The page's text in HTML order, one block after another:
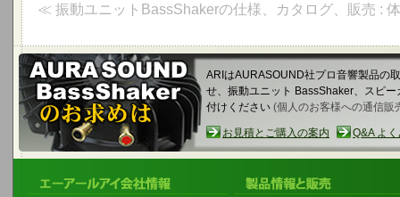
≪ 振動ユニットBassShakerの仕様、カタログ、販売 :
ARIはAURASOUND社プロ音響製品の
せ、振動ユニット BassShaker、スピ
付けください (個人のお客様への通信販
お見積とご購入の案内 Q&A よ